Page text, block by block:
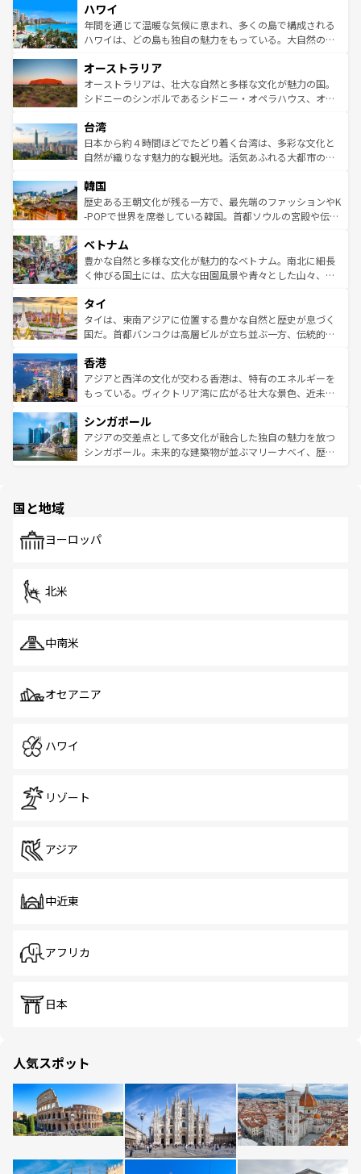
ば市内交通費無料で観光を楽しむこともできる。 なお、新
着のスイス情報はコンテンツ一覧 を参照してほしい。
のような巨大都市は、観光、ショッピング、エンターテイ
ンメントが詰まった刺激的なスポットだ。一方、アメリカ
西部には大自然が広がり、グランドキャニオンやイエロー
部のニューオーリンズでは、音楽と美食が融合した独特の
文化が魅力。旅行者はアメリカの各地域で異なる魅力を楽
しみながら、その多様性と豊かな歴史を感じることができ
ならではの贅沢な旅のスタイルだ。 なお、新着のアメリカ
情報はコンテンツ一覧を参照してほしい。
ハワイ
年間を通じて温暖な気候に恵まれ、多くの島で構成される
ハワイは、どの島も独自の魅力をもっている。大自然の神
ワイ島は見逃せない。また、定番の観光地といえばオアフ
島だが、静かな自然を求めるならマウイ島やカウアイ島が
おすすめ。エメラルドグリーンに輝く海をはじめ、豊かな
れるおもてなしの心で訪れる人々を迎えてくれるハワイの
人々、おいしいローカルフードやハワイアンミュージッ
ク、伝統的なフラダンスなど、すべてがハワイの魅力を彩
ワイを、存分に味わってほしい。 なお、新着のハワイ情報
はコンテンツ一覧を参照してほしい。
オーストラリア
オーストラリアは、壮大な自然と多様な文化が魅力の国。
シドニーのシンボルであるシドニー・オペラハウス、オー
リアリーフや大陸中央部にそびえるウルル（エアーズロッ
ク）、タスマニアの美しい原生林やケアンズの熱帯雨林な
ど、見どころがたくさん。また、カフェやワイン、オージ
いる。アクティビティも充実しており、サーフィンやダイ
ビング、ハイキングなど、アウトドア好きにはたまらな
い。オーストラリアの多彩な魅力を存分に味わいつくそ
参照してほしい。
台湾
日本から約４時間ほどでたどり着く台湾は、多彩な文化と
自然が織りなす魅力的な観光地。活気あふれる大都市の台
ン）、静ひつな山岳地帯である台湾東部など、都市の喧騒
と山間の静けさが共存しており、訪れる人に新しい発見と
驚きをもたらしてくれる。また、奥深い台湾の食文化も魅
容にもいいと評判のスイーツなど、バラエティ豊かな料理
が味わえる。 なお、新着の台湾情報は コンテンツ一覧を参
照してほしい。
韓国
歴史ある王朝文化が残る一方で、最先端のファッションやK
-POPで世界を席巻している韓国。首都ソウルの宮殿や伝統
き、地方に足を延ばせば四季折々の自然美を楽しむことが
できる。そして、キムチや焼肉、絶品のストリートフード
まで、さまざまな韓国料理が待っている。夜には、韓国な
リティに包まれながら、韓国の多彩な魅力を心ゆくまで味
わってみてほしい。 なお、新着の韓国情報はコンテンツ一
覧を参照してほしい。
ベトナム
豊かな自然と多様な文化が魅力的なベトナム。南北に細長
く伸びる国土には、広大な田園風景や青々とした山々、世
急速な発展と共に伝統が息づく。ハノイの古い町並みやホ
ーチミン市のフランス統治時代の建物も、独特の雰囲気を
醸し出している。また、バラエティの豊かさとおいしさで
とつ。フォーやバインミー、ベトナムコーヒーなどは、ぜ
ひ現地で味わいたい。どの地域を訪れてもあたたかい人々
が旅行者を迎えてくれるので、きっと忘れられない旅にな
参照してほしい。
タイ
タイは、東南アジアに位置する豊かな自然と歴史が息づく
国だ。首都バンコクは高層ビルが立ち並ぶ一方、伝統的な
の活気が交差している。北部ではチェンマイなどの山岳地
帯で自然と触れ合い、南部ではプーケットやクラビの美し
いビーチでリゾート気分を楽しむことができる。タイ料理
激する。気候は一年中温暖で、どの季節にも異なる楽しみ
が待っている。親しみやすいタイの人々、仏教を中心とし
た文化、そして多様な観光資源が、訪れる旅人を魅了し続
香港
アジアと西洋の文化が交わる香港は、特有のエネルギーを
もっている。ヴィクトリア湾に広がる壮大な景色、近未来
み、どこを訪れても感動するはず。観光スポットが密集し
ており、効率よく見どころを回れるのも魅力。息をのむよ
うな絶景から文化的な体験まで、香港を存分に楽しみ尽く
シンガポール
アジアの交差点として多文化が融合した独自の魅力を放つ
シンガポール。未来的な建築物が並ぶマリーナベイ、歴史
で、ホーカーズは地元の風情を楽しめる外せないスポット
国と地域
ヨーロッパ
北米
中南米
オセアニア
ハワイ
リゾート
アジア
中近東
アフリカ
日本
人気スポット